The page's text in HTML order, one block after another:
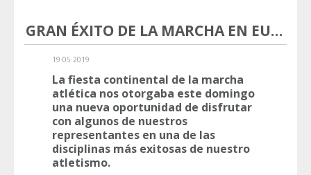
GRAN ÉXITO DE LA MARCHA EN EUROPA
19·05·2019
La fiesta continental de la marcha
atlética nos otorgaba este domingo
una nueva oportunidad de disfrutar
con algunos de nuestros
representantes en una de las
disciplinas más exitosas de nuestro
atletismo.